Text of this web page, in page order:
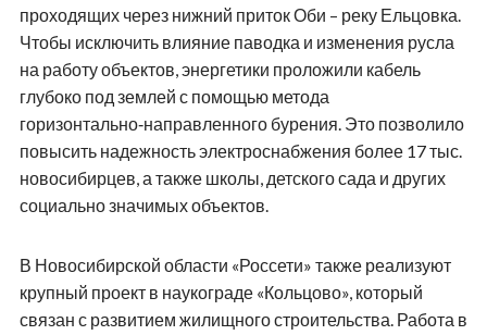
проходящих через нижний приток Оби – реку Ельцовка.
Чтобы исключить влияние паводка и изменения русла
на работу объектов, энергетики проложили кабель
глубоко под землей с помощью метода
горизонтально‑направленного бурения. Это позволило
повысить надежность электроснабжения более 17 тыс.
новосибирцев, а также школы, детского сада и других
социально значимых объектов.
В Новосибирской области «Россети» также реализуют
крупный проект в наукограде «Кольцово», который
связан с развитием жилищного строительства. Работа в